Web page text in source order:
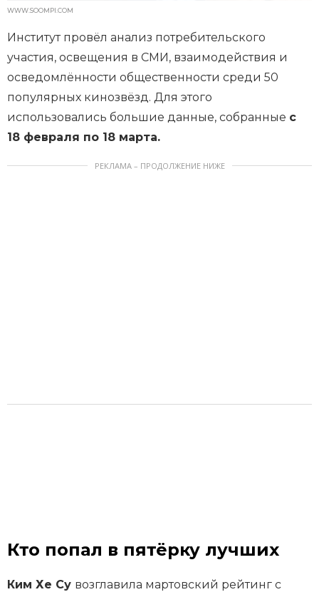
WWW.SOOMPI.COM
Институт провёл анализ потребительского
участия, освещения в СМИ, взаимодействия и
осведомлённости общественности среди 50
популярных кинозвёзд. Для этого
использовались большие данные, собранные с
18 февраля по 18 марта.
РЕКЛАМА – ПРОДОЛЖЕНИЕ НИЖЕ
Кто попал в пятёрку лучших
Ким Хе Су возглавила мартовский рейтинг с